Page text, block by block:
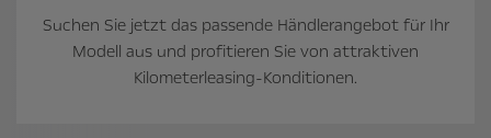
Suchen Sie jetzt das passende Händlerangebot für Ihr
Modell aus und profitieren Sie von attraktiven
Kilometerleasing-Konditionen.